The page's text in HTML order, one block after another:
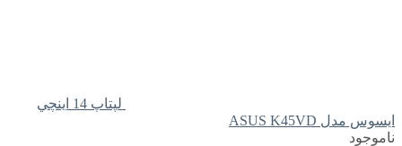
لپتاپ 14 اينچي
ايسوس مدل ASUS K45VD
ناموجود